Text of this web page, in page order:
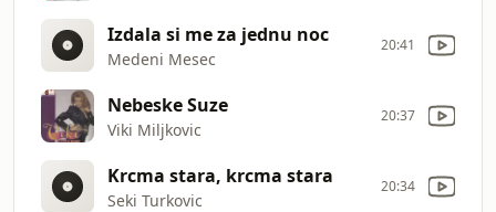
Izdala si me za jednu noc
Medeni Mesec
20:41
Nebeske Suze
Viki Miljkovic
20:37
Krcma stara, krcma stara
Seki Turkovic
20:34